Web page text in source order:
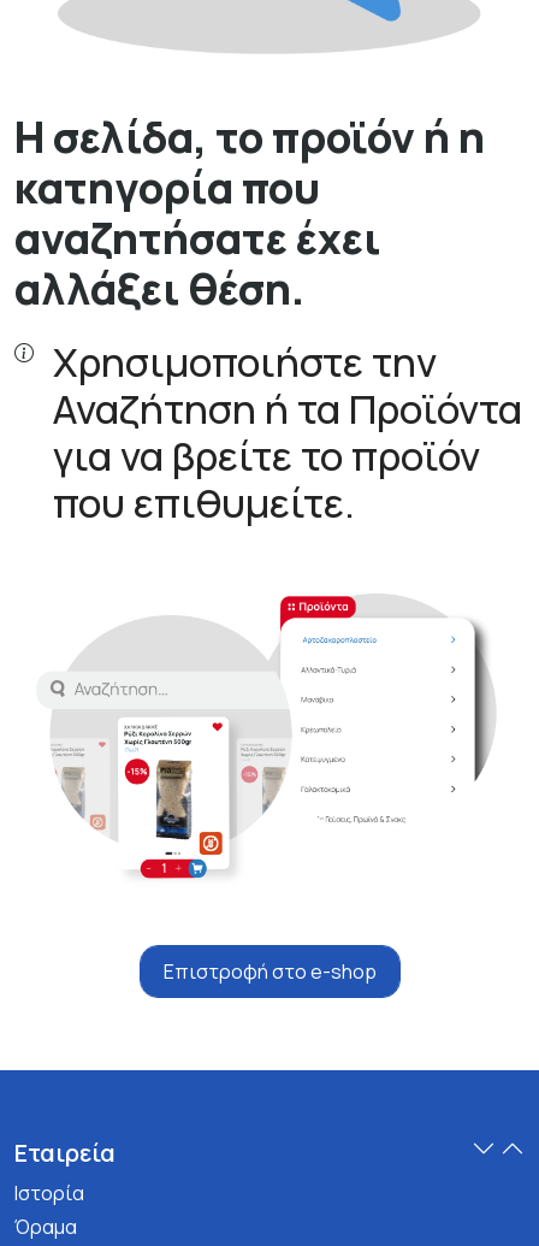
Η σελίδα, το προϊόν ή η
κατηγορία που
αναζητήσατε έχει
αλλάξει θέση.
Χρησιμοποιήστε την
Αναζήτηση ή τα Προϊόντα
για να βρείτε το προϊόν
που επιθυμείτε.
Επιστροφή στο e-shop
Εταιρεία
Ιστορία
Όραμα